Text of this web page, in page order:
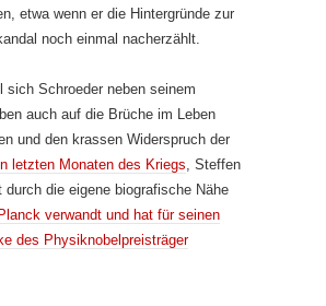
etwa wenn er die Hintergründe zur
noch einmal nacherzählt.
sich Schroeder neben seinem
auch auf die Brüche im Leben
und den krassen Widerspruch der
letzten Monaten des Kriegs, Steffen
die eigene biografische Nähe
verwandt und hat für seinen
des Physiknobelpreisträger